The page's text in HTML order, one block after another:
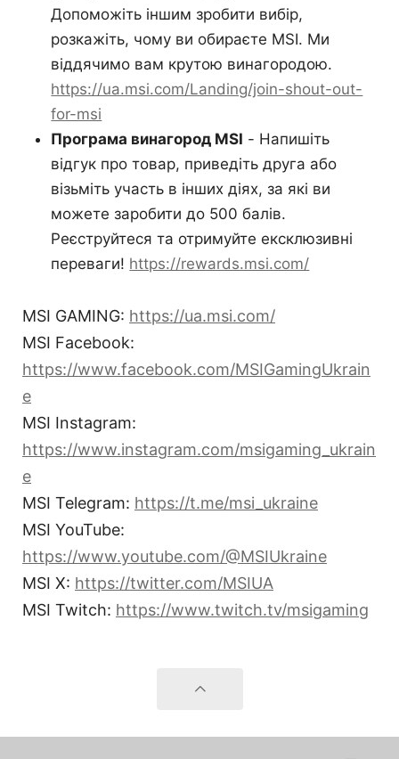
Допоможіть іншим зробити вибір,
розкажіть, чому ви обираєте MSI. Ми
віддячимо вам крутою винагородою.
https://ua.msi.com/Landing/join-shout-out-
for-msi
Програма винагород MSI - Напишіть
відгук про товар, приведіть друга або
візьміть участь в інших діях, за які ви
можете заробити до 500 балів.
Реєструйтеся та отримуйте ексклюзивні
переваги! https://rewards.msi.com/
MSI GAMING: https://ua.msi.com/
MSI Facebook:
https://www.facebook.com/MSIGamingUkrain
e
MSI Instagram:
https://www.instagram.com/msigaming_ukrain
e
MSI Telegram: https://t.me/msi_ukraine
MSI YouTube:
https://www.youtube.com/@MSIUkraine
MSI X: https://twitter.com/MSIUA
MSI Twitch: https://www.twitch.tv/msigaming